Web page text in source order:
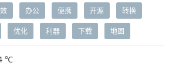
办公 便携 开源 转换
优化 利器 下载 地图
℃